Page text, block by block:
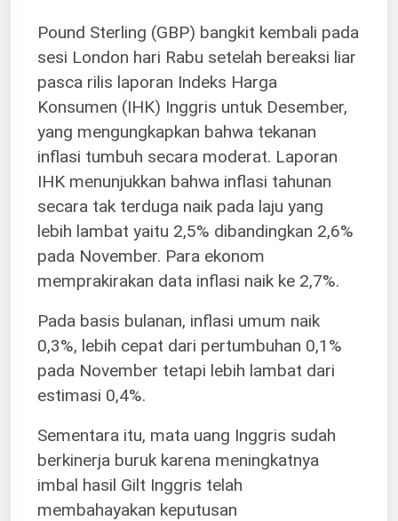
Pound Sterling (GBP) bangkit kembali pada
sesi London hari Rabu setelah bereaksi liar
pasca rilis laporan Indeks Harga
Konsumen (IHK) Inggris untuk Desember,
yang mengungkapkan bahwa tekanan
inflasi tumbuh secara moderat. Laporan
IHK menunjukkan bahwa inflasi tahunan
secara tak terduga naik pada laju yang
lebih lambat yaitu 2,5% dibandingkan 2,6%
pada November. Para ekonom
memprakirakan data inflasi naik ke 2,7%.
Pada basis bulanan, inflasi umum naik
0,3%, lebih cepat dari pertumbuhan 0,1%
pada November tetapi lebih lambat dari
estimasi 0,4%.
Sementara itu, mata uang Inggris sudah
berkinerja buruk karena meningkatnya
imbal hasil Gilt Inggris telah
membahayakan keputusan